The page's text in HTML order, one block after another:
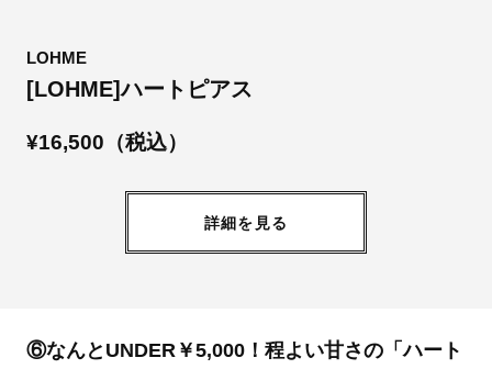
LOHME
[LOHME]ハートピアス
¥16,500（税込）
詳細を見る
⑥なんとUNDER￥5,000！程よい甘さの「ハート